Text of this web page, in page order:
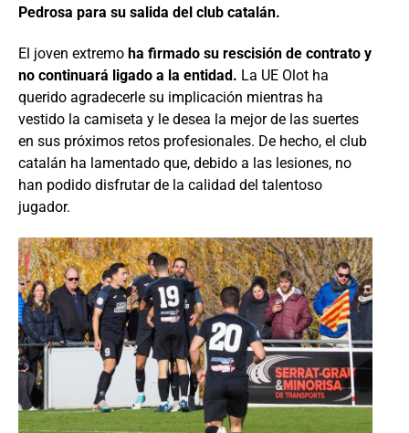
Pedrosa para su salida del club catalán.
El joven extremo ha firmado su rescisión de contrato y
no continuará ligado a la entidad. La UE Olot ha
querido agradecerle su implicación mientras ha
vestido la camiseta y le desea la mejor de las suertes
en sus próximos retos profesionales. De hecho, el club
catalán ha lamentado que, debido a las lesiones, no
han podido disfrutar de la calidad del talentoso
jugador.